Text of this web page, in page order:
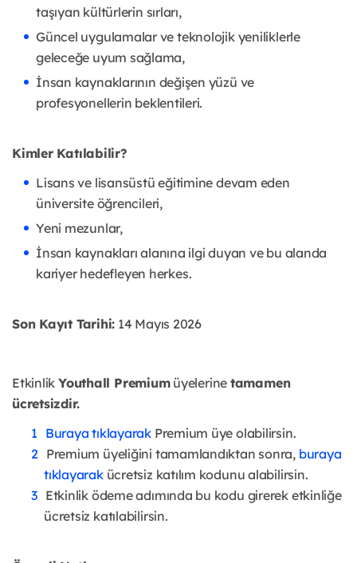
taşıyan kültürlerin sırları,
Güncel uygulamalar ve teknolojik yeniliklerle
geleceğe uyum sağlama,
İnsan kaynaklarının değişen yüzü ve
profesyonellerin beklentileri.
Kimler Katılabilir?
Lisans ve lisansüstü eğitimine devam eden
üniversite öğrencileri,
Yeni mezunlar,
İnsan kaynakları alanına ilgi duyan ve bu alanda
kariyer hedefleyen herkes.
Son Kayıt Tarihi: 14 Mayıs 2026
Etkinlik Youthall Premiumüyelerine tamamen
ücretsizdir.
Buraya tıklayarakPremium üye olabilirsin.
Premium üyeliğini tamamlandıktan sonra, buraya
tıklayarakücretsiz katılım kodunu alabilirsin.
Etkinlik ödeme adımında bu kodu girerek etkinliğe
ücretsiz katılabilirsin.